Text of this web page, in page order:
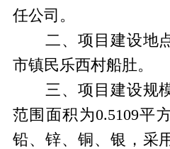
任公司。
二、项目建设地点
市镇民乐西村船肚。
三、项目建设规模
范围面积为0.5109平
铅、锌、铜、银，采